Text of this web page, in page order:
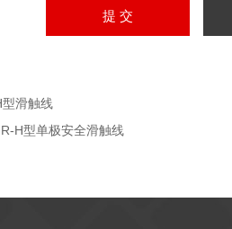
滑触线
H型单极安全滑触线